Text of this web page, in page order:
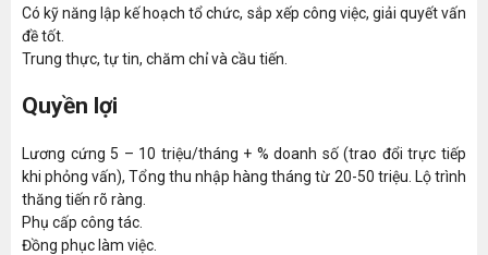
Có kỹ năng lập kế hoạch tổ chức, sắp xếp công việc, giải quyết vấn
đề tốt.
Trung thực, tự tin, chăm chỉ và cầu tiến.
Quyền lợi
Lương cứng 5 – 10 triệu/tháng + % doanh số (trao đổi trực tiếp
khi phỏng vấn), Tổng thu nhập hàng tháng từ 20-50 triệu. Lộ trình
thăng tiến rõ ràng.
Phụ cấp công tác.
Đồng phục làm việc.